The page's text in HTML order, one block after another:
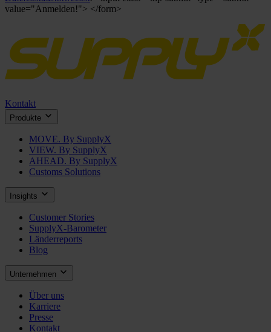
value="Anmelden!"> </form>
Kontakt
Produkte
MOVE. By SupplyX
VIEW. By SupplyX
AHEAD. By SupplyX
Customs Solutions
Insights
Customer Stories
SupplyX-Barometer
Länderreports
Blog
Unternehmen
Über uns
Karriere
Presse
Kontakt